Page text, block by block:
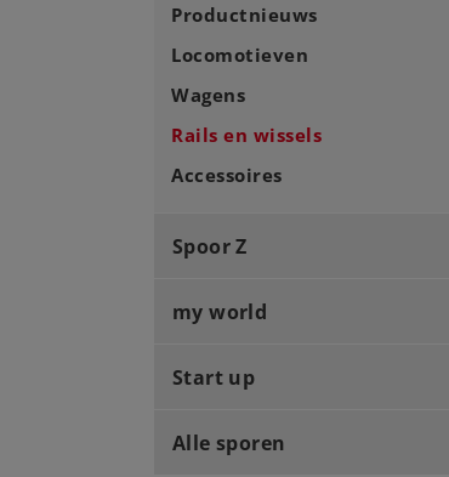
Productnieuws
Locomotieven
Wagens
Rails en wissels
Accessoires
Spoor Z
my world
Start up
Alle sporen